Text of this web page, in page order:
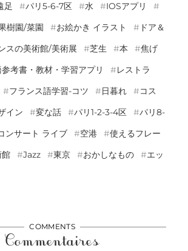
足 パリ5-6-7区 水
IOSアプリ
樹園/菜園
お絵かき イラスト
ドア＆
スの美術館/美術展 芝生 本
焦げ
考書・教材・学習アプリ
レストラ
フランス語学習-コツ 日暮れ
コス
イン 変な話 パリ1-2-3-4区
パリ8-
ンサート ライブ 空港
使えるフレー
館 Jazz 東京 おかしなもの
エッ
COMMENTS
Commentaires